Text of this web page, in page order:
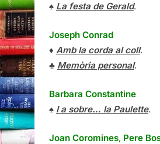
♠ La festa de Gerald.
Joseph Conrad
♦ Amb la corda al coll.
♣ Memòria personal.
Barbara Constantine
♠ I a sobre… la Paulette.
Joan Coromines, Pere